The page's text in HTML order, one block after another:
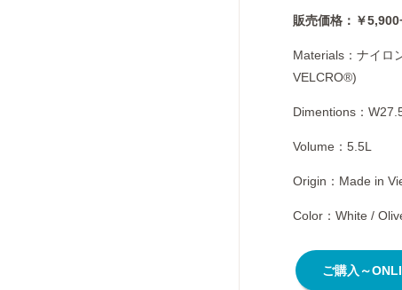
販売価格： ￥
Materials：ナイロ
VELCRO®)
Dimentions：
Volume：5.5L
Origin：Made in
Color：White /
ご購入～